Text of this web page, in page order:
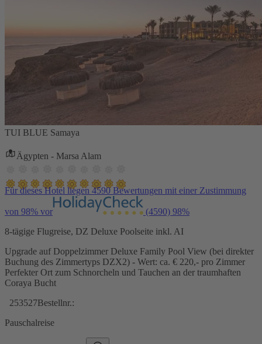
TUI BLUE Samaya
Ägypten - Marsa Alam
Für dieses Hotel liegen 4590 Bewertungen mit einer Zustimmung
von 98% vor (4590) 98%
8-tägige Flugreise, DZ Deluxe Poolseite inkl. AI
Upgrade auf Doppelzimmer Deluxe Family Pool View (bei direkter
Buchung des Zimmertyps DZX2) - Wert: ca. € 220,- pro Zimmer
Perfekter Ort zum Schnorcheln und Tauchen an der traumhaften
Coraya Bucht
253527Bestellnr.:
Pauschalreise